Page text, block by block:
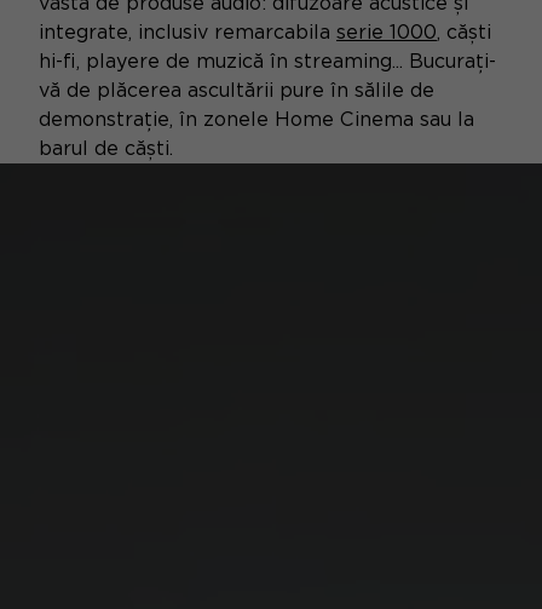
integrate, inclusiv remarcabila serie 1000, căști
hi-fi, playere de muzică în streaming... Bucurați-
vă de plăcerea ascultării pure în sălile de
demonstrație, în zonele Home Cinema sau la
barul de căști.